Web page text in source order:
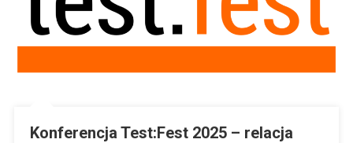
Konferencja Test:Fest 2025 – relacja